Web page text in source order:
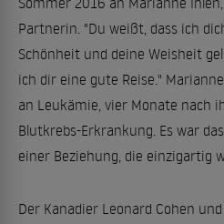
Partnerin. "Du weißt, dass ich
Schönheit und deine Weisheit
ich dir eine gute Reise."
an Leukämie, vier Monate nach
Blutkrebs-Erkrankung. Es war
einer Beziehung, die einzigartig
Der Kanadier Leonard Cohen